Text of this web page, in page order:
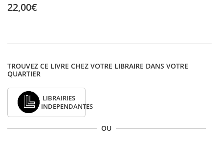
22,00€
TROUVEZ CE LIVRE CHEZ VOTRE LIBRAIRE DANS VOTRE
QUARTIER
LIBRAIRIES
INDEPENDANTES
OU